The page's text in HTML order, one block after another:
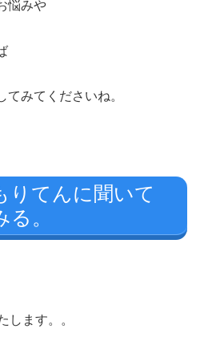
悩みや
てみてくださいね。
てんに聞いて
る。
します。。